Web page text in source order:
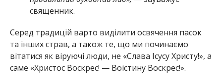
священник.
Серед традицій варто виділити освячення пасок
та інших страв, а також те, що ми починаємо
вітатися як віруючі люди, не «Слава Ісусу Христу!», а
саме «Христос Воскрес! — Воістину Воскрес!».